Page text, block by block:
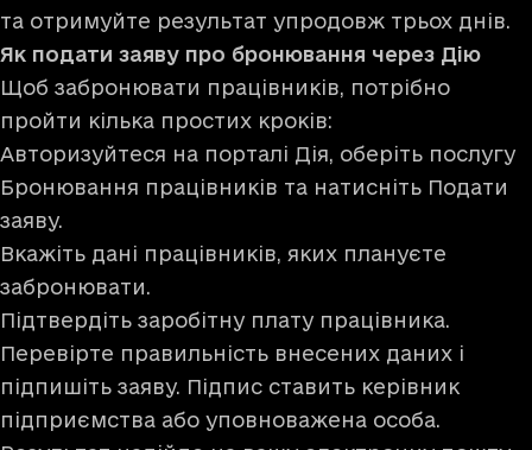
та отримуйте результат упродовж трьох днів.
Як подати заяву про бронювання через Дію
Щоб забронювати працівників, потрібно
пройти кілька простих кроків:
Авторизуйтеся на порталі Дія, оберіть послугу
Бронювання працівників та натисніть Подати
заяву.
Вкажіть дані працівників, яких плануєте
забронювати.
Підтвердіть заробітну плату працівника.
Перевірте правильність внесених даних і
підпишіть заяву. Підпис ставить керівник
підприємства або уповноважена особа.